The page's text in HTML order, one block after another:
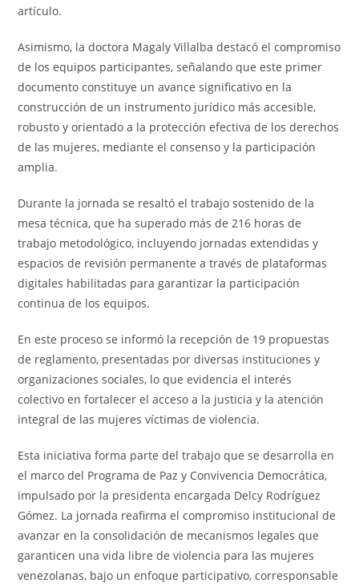
artículo.
Asimismo, la doctora Magaly Villalba destacó el compromiso
de los equipos participantes, señalando que este primer
documento constituye un avance significativo en la
construcción de un instrumento jurídico más accesible,
robusto y orientado a la protección efectiva de los derechos
de las mujeres, mediante el consenso y la participación
amplia.
Durante la jornada se resaltó el trabajo sostenido de la
mesa técnica, que ha superado más de 216 horas de
trabajo metodológico, incluyendo jornadas extendidas y
espacios de revisión permanente a través de plataformas
digitales habilitadas para garantizar la participación
continua de los equipos.
En este proceso se informó la recepción de 19 propuestas
de reglamento, presentadas por diversas instituciones y
organizaciones sociales, lo que evidencia el interés
colectivo en fortalecer el acceso a la justicia y la atención
integral de las mujeres víctimas de violencia.
Esta iniciativa forma parte del trabajo que se desarrolla en
el marco del Programa de Paz y Convivencia Democrática,
impulsado por la presidenta encargada Delcy Rodríguez
Gómez. La jornada reafirma el compromiso institucional de
avanzar en la consolidación de mecanismos legales que
garanticen una vida libre de violencia para las mujeres
venezolanas, bajo un enfoque participativo, corresponsable